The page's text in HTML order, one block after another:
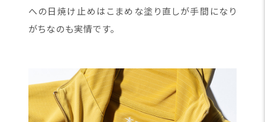
への日焼け止めはこまめな塗り直しが手間になり
がちなのも実情です。